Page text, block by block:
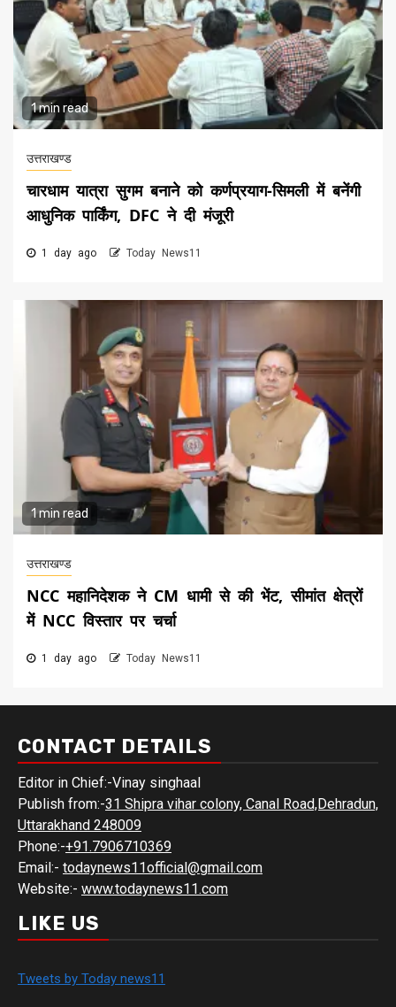
1 min read
उत्तराखण्ड
चारधाम यात्रा सुगम बनाने को कर्णप्रयाग-सिमली में बनेंगी
आधुनिक पार्किंग, DFC ने दी मंजूरी
1 day ago Today News11
1 min read
उत्तराखण्ड
NCC महानिदेशक ने CM धामी से की भेंट, सीमांत क्षेत्रों
में NCC विस्तार पर चर्चा
1 day ago Today News11
CONTACT DETAILS
Editor in Chief:-Vinay singhaal
Publish from:-31 Shipra vihar colony, Canal Road,Dehradun,
Uttarakhand 248009
Phone:-+91.7906710369
Email:- todaynews11official@gmail.com
Website:- www.todaynews11.com
LIKE US
Tweets by Today news11